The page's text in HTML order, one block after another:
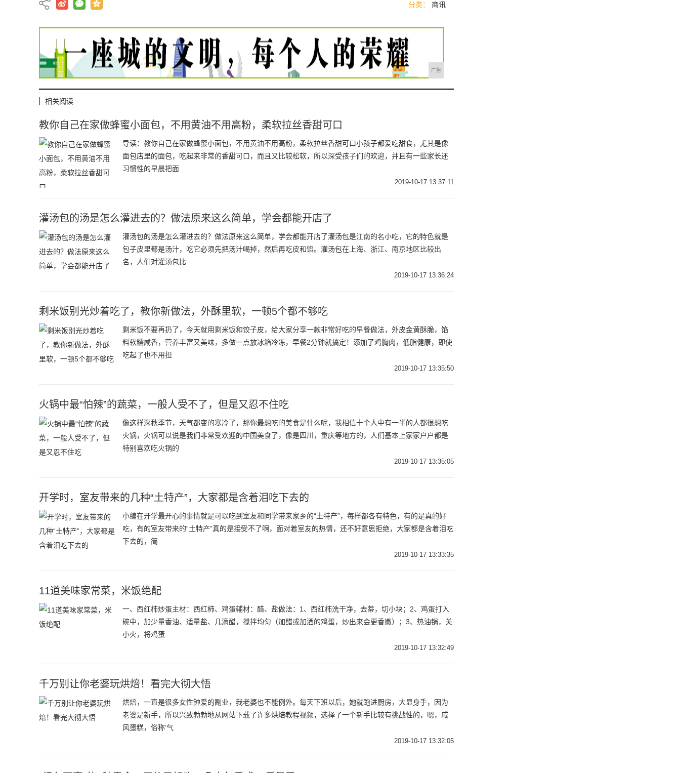
分类： 商讯
广告
相关阅读
教你自己在家做蜂蜜小面包，不用黄油不用高粉，柔软拉丝香甜可口
导读：教你自己在家做蜂蜜小面包，不用黄油不用高粉，柔软拉丝香甜可口小孩子都爱吃甜食，尤其是像
面包店里的面包，吃起来非常的香甜可口，而且又比较松软，所以深受孩子们的欢迎，并且有一些家长还
习惯性的早晨把面
2019-10-17 13:37:11
灌汤包的汤是怎么灌进去的？做法原来这么简单，学会都能开店了
灌汤包的汤是怎么灌进去的？做法原来这么简单，学会都能开店了灌汤包是江南的名小吃，它的特色就是
包子皮里都是汤汁，吃它必须先把汤汁喝掉，然后再吃皮和馅。灌汤包在上海、浙江、南京地区比较出
名，人们对灌汤包比
2019-10-17 13:36:24
剩米饭别光炒着吃了，教你新做法，外酥里软，一顿5个都不够吃
剩米饭不要再扔了，今天就用剩米饭和饺子皮，给大家分享一款非常好吃的早餐做法，外皮金黄酥脆，馅
料软糯咸香，营养丰富又美味，多做一点放冰箱冷冻，早餐2分钟就搞定！添加了鸡胸肉，低脂健康，即使
吃起了也不用担
2019-10-17 13:35:50
火锅中最“怕辣”的蔬菜，一般人受不了，但是又忍不住吃
像这样深秋季节，天气都变的寒冷了，那你最想吃的美食是什么呢，我相信十个人中有一半的人都很想吃
火锅，火锅可以说是我们非常受欢迎的中国美食了，像是四川，重庆等地方的，人们基本上家家户户都是
特别喜欢吃火锅的
2019-10-17 13:35:05
开学时，室友带来的几种“土特产”，大家都是含着泪吃下去的
小编在开学最开心的事情就是可以吃到室友和同学带来家乡的“土特产”，每样都各有特色，有的是真的好
吃，有的室友带来的“土特产”真的是接受不了啊，面对着室友的热情，还不好意思拒绝，大家都是含着泪吃
下去的，简
2019-10-17 13:33:35
11道美味家常菜，米饭绝配
一、西红柿炒蛋主材：西红柿、鸡蛋辅材：醋、盐做法：1、西红柿洗干净，去蒂，切小块；2、鸡蛋打入
碗中，加少量香油、适量盐、几滴醋，搅拌均匀（加醋或加酒的鸡蛋，炒出来会更香嫩）；3、热油锅，关
小火，将鸡蛋
2019-10-17 13:32:49
千万别让你老婆玩烘焙！看完大彻大悟
烘焙，一直是很多女性钟爱的副业，我老婆也不能例外。每天下班以后，她就跑进厨房，大显身手，因为
老婆是新手，所以兴致勃勃地从网站下载了许多烘焙教程视频，选择了一个新手比较有挑战性的，嗯，戚
风蛋糕，俗称‘气
2019-10-17 13:32:05